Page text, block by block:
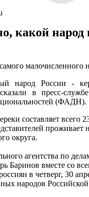
какой народ
малочисленного
народ России -
в пресс-
(ФАДН).
составляет всего
проживает
округа.
агентства по
Баринов вместе со
в четверг, 30
народов